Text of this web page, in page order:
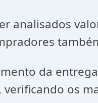
analisados
da
os